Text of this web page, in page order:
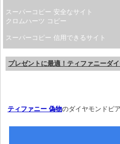
スーパーコピー 安全なサイト
クロムハーツ コピー
スーパーコピー 信用できるサイト
プレゼントに最適！ティファニーダ
ティファニー 偽物のダイヤモンドピ